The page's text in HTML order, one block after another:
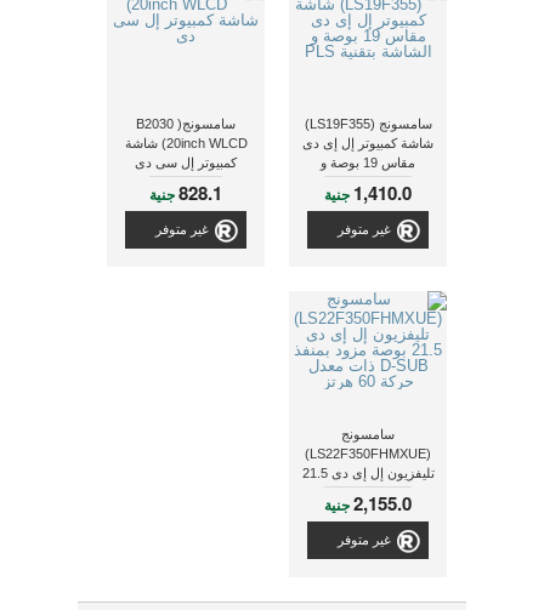
سامسونج (LS19F355)
شاشة كمبيوتر إل إى دى
مقاس 19 بوصة و
الشاشة بتقنية PLS
1,410.0 جنية
غير متوفر
سامسونج( B2030
20inch WLCD) شاشة
كمبيوتر إل سى دى
828.1جنية
غير متوفر
سامسونج
(LS22F350FHMXUE)
تليفزيون إل إى دى 21.5
بوصة مزود بمنفذ D-SUB
ذات معدل حركة 60 هرتز
2,155.0جنية
غير متوفر